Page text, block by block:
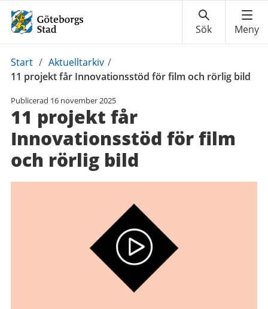
Du
är
Start / Aktuelltarkiv /
11 projekt får Innovationsstöd för film och rörlig bild
Publicerad 16 november 2025
11 projekt får
Innovationsstöd för film
och rörlig bild